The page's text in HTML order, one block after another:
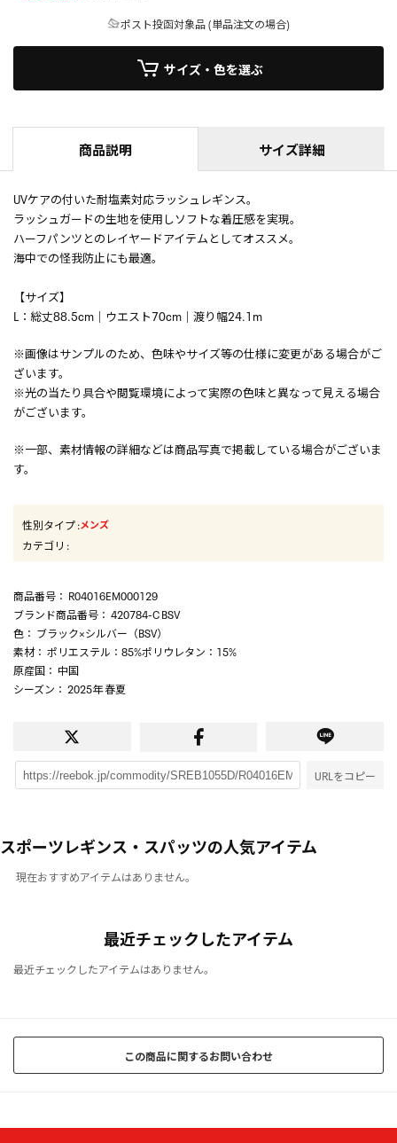
ポスト投函対象品 (単品注文の場合)
サイズ・色を選ぶ
商品説明 サイズ詳細
UVケアの付いた耐塩素対応ラッシュレギンス。
ラッシュガードの生地を使用しソフトな着圧感を実現。
ハーフパンツとのレイヤードアイテムとしてオススメ。
海中での怪我防止にも最適。
【サイズ】
L：総丈88.5cm｜ウエスト70cm｜渡り幅24.1m
※画像はサンプルのため、色味やサイズ等の仕様に変更がある場合がご
ざいます。
※光の当たり具合や閲覧環境によって実際の色味と異なって見える場合
がございます。
※一部、素材情報の詳細などは商品写真で掲載している場合がございま
す。
性別タイプ:メンズ
カテゴリ :
商品番号 ： R04016EM000129
ブランド商品番号 ： 420784-C BSV
色 ： ブラック×シルバー（BSV）
素材： ポリエステル：85%ポリウレタン：15%
原産国 ： 中国
シーズン ： 2025年 春夏
URLをコピー
スポーツレギンス・スパッツの人気アイテム
現在おすすめアイテムはありません。
最近チェックしたアイテム
最近チェックしたアイテムはありません。
この商品に関するお問い合わせ